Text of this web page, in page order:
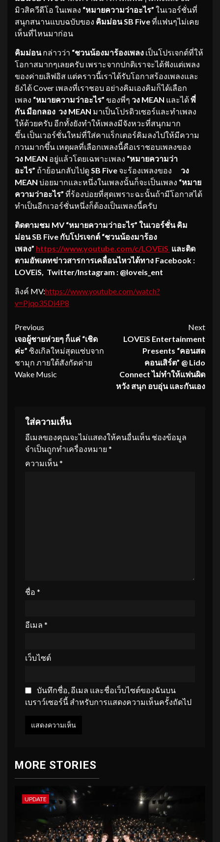
มิวสิควีดีโอ ในเพลง “หมายความว่าอะไร” ในเวอร์ชั่นที่
สนุกสนานแบบฉบับของ คิมม่อนSB Fiveที่แฟนๆไม่เคย
เห็นที่ไหนมาก่อน
คิมม่อนกล่าวว่า “ชวนน้องมาร้องเพลง เป็นโปรเจกต์ที่ให้
โอกาสมากๆเลยครับ เพราะจากปกติเราจะได้ฟังแต่เพลง
ของค่ายเลิฟอิส แต่คราวนี้เราได้รับโอกาสร้องเพลงและ
ยังได้ Cover เพลงที่เราชอบ อย่างคิมเองคิมก็ได้เลือก
เพลง “หมายความว่าอะไร” ของพี่ๆ วง MEAN และได้พี่
กัน มือกลอง วง MEAN มาเป็นโปรดิวเซอร์และทำเพลง
ให้ด้วยครับ อีกทั้งยังทำให้เพลงมีจังหวะที่สนุกมาก
ขึ้น เป็นเวอร์ชั่นใหม่ที่ใส่คาแร็กเตอร์คิมลงไปให้มีความ
กวนมากขึ้น เหตุผลที่เลือกเพลงนี้คือเราชอบเพลงของ
วง MEAN อยู่แล้วโดยเฉพาะเพลง “หมายความว่า
อะไร” ถ้าย้อนกลับไปดู SB Five จะร้องเพลงของ วง
MEAN บ่อยมากและหนึ่งในเพลงนั้นก็จะเป็นเพลง “หมาย
ความว่าอะไร” ที่ร้องบ่อยที่สุดเพราะฉะนั้นถ้ามีโอกาสได้
ทำเป็นอีกเวอร์ชั่นหนึ่งก็ต้องเป็นเพลงนี้ครับ
ติดตามชม MV“หมายความว่าอะไร” ในเวอร์ชั่น คิม
ม่อนSB Five กับโปรเจกต์ “ชวนน้องมาร้อง
เพลง” https://www.youtube.com/c/LOVEiS และติด
ตามอัพเดทข่าวสารการเคลื่อนไหวได้ทาง Facebook :
LOVEiS,
Twitter/Instagram : @loveis_ent
ลิงค์ MV:https://www.youtube.com/watch?
v=Pjqo35Di4P8
Continue
Reading
Previous
เจอผู้ชายห่วยๆ ก็แค่ “เชิด
ค่ะ” ซิงเกิลใหม่สุดแซ่บจาก
ชามุก ภายใต้สังกัดค่าย
Wake Music
Next
LOVEiS Entertainment
Presents “คอนสด
คอนเสิร์ต” @ Lido
Connect ไม่ทำให้แฟนผิด
หวัง สนุก อบอุ่น และกันเอง
ใส่ความเห็น
อีเมลของคุณจะไม่แสดงให้คนอื่นเห็น ช่องข้อมูล
จำเป็นถูกทำเครื่องหมาย *
ความเห็น*
ชื่อ *
อีเมล *
เว็บไซต์
บันทึกชื่อ, อีเมล และชื่อเว็บไซต์ของฉันบน
เบราว์เซอร์นี้ สำหรับการแสดงความเห็นครั้งถัดไป
MORE STORIES
UPDATE